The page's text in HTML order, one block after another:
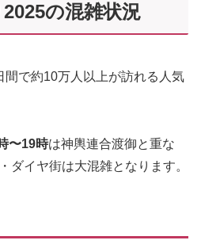
の混雑状況
間で約10万人以上が訪れる人気
〜19時は神輿連合渡御と重な
ダイヤ街は大混雑となります。